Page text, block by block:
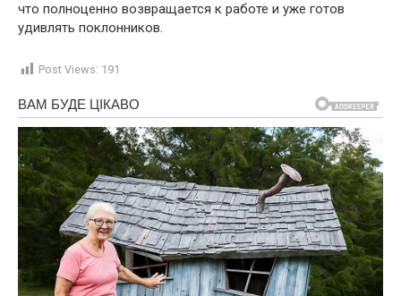
что полноценно возвращается к работе и уже готов
удивлять поклонников.
Post Views: 191